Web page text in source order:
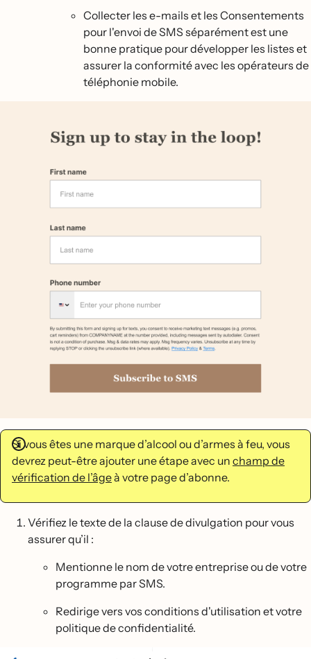
Collecter les e-mails et les Consentements
pour l'envoi de SMS séparément est une
bonne pratique pour développer les listes et
assurer la conformité avec les opérateurs de
téléphonie mobile.
Si vous êtes une marque d’alcool ou d’armes à feu, vous
devrez peut-être ajouter une étape avec un champ de
vérification de l’âgeà votre page d’abonne.
Vérifiez le texte de la clause de divulgation pour vous
assurer qu’il :
Mentionne le nom de votre entreprise ou de votre
programme par SMS.
Redirige vers vos conditions d'utilisation et votre
politique de confidentialité.